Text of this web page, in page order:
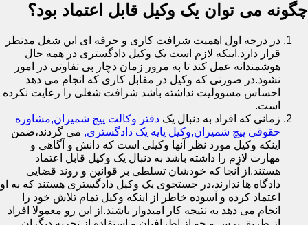
چگونه می توان یک وکیل قابل اعتماد بود؟
در درجه اول اهمیت شرافت کاری و حرفه ای این شغل مدنظر
قرار دارد.اینکه لازم است یک وکیل دادگستری در همه حال
هوشمندانه عمل کند تا به مرور زمان دچار بی تفاوتی در امور
نشود.در صورتی که وکیل در مقابل کاری که انجام می دهد
احساس مسوولیت نداشته باشد شرافت شغلی را رعایت نکرده
است.
زمانی که افراد به دنبال یک دفتر وکالت پیچ شمیران,مشاوره
حقوقی پیچ شمیران,وکیل پایه یک دادگستری, می گردند،ضمن
اینکه وکیل مورد نظر آنها وکیلی است که دانش و آگاهی و
مهارت لازم را داشته باشد به دنبال یک وکیل قابل اعتماد
هستند.از آنجا که خودشان تسلطی بر قوانین و روند قضایی
دادگاه ها ندارند،در جستجوی یک وکیل دادگستری هستند که به او
اعتماد کرده و آسوده خاطر از اینکه وکیل تمام تلاش خود را
انجام می دهد به نتیجه کار امیدوار باشند.از این رو معمولا افراد